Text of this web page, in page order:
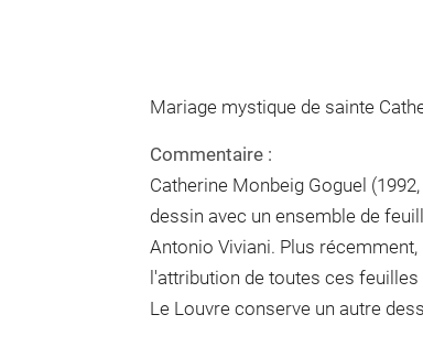
Mariage mystique de sainte
Commentaire :
Catherine Monbeig Goguel
dessin avec un ensemble de
Antonio Viviani. Plus
l'attribution de toutes ces
Le Louvre conserve un autre